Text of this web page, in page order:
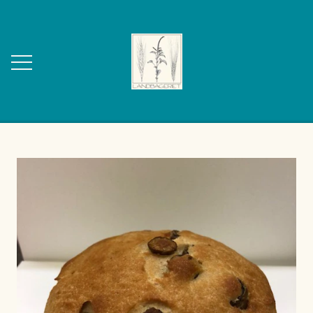
FORSIDE
KONTAKT
WEBSHOP
BAGVÆRK